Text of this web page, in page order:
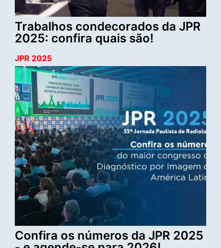
Trabalhos condecorados da JPR
2025: confira quais são!
JPR 2025
Confira os números da JPR 2025